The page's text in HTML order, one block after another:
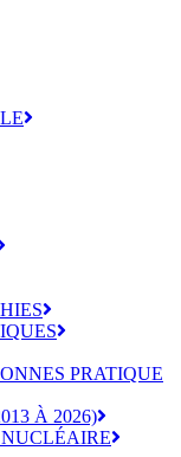
PRATIQUE
À 2026)